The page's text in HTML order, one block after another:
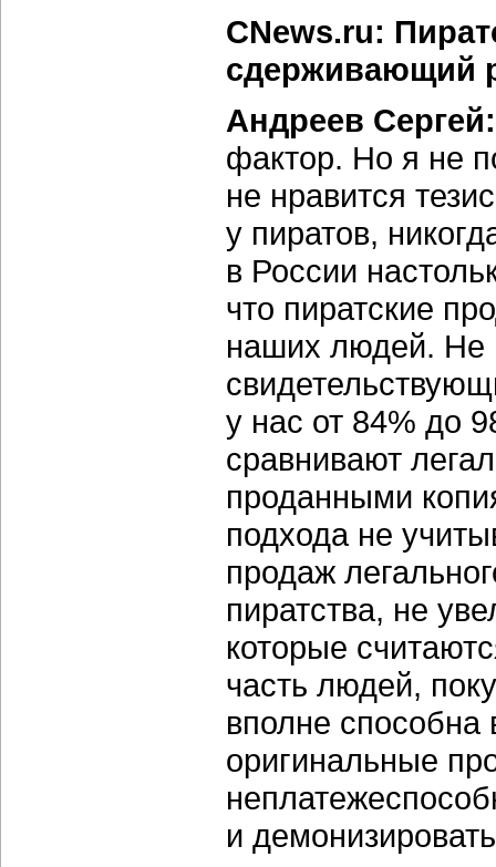
CNews.ru:
сдерживающий
Андреев Сергей:
фактор. Но я не
не нравится
у пиратов,
в России
что пиратские
наших людей. Не
у нас от 84% до
сравнивают
проданными
подхода не
продаж
пиратства, не
которые
часть людей,
вполне
оригинальные
и